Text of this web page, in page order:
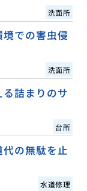
洗面所
での害虫侵
洗面所
詰まりのサ
台所
の無駄を止
水道修理